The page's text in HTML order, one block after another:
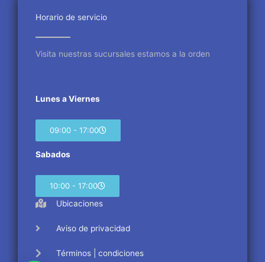
o
k
r
m
Horario de servicio
Visita nuestras sucursales estamos a la orden
Lunes a Viernes
09:00 - 17:00
Sabados
10:00 - 17:00
Ubicaciones
Aviso de privacidad
Términos | condiciones